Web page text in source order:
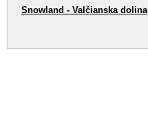
Snowland - Valčianska dolina